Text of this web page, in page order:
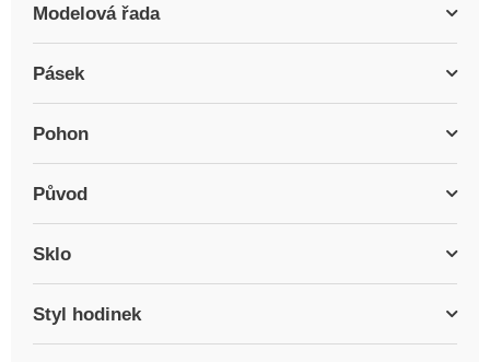
Modelová řada
Pásek
Pohon
Původ
Sklo
Styl hodinek